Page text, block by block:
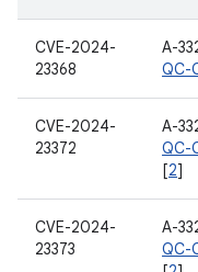
CVE-2024-
23368
A-
QC-
CVE-2024-
23372
A-
QC-
[2]
CVE-2024-
23373
A-
QC-